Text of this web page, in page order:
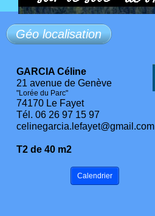
Calendrier
GARCIA Céline
21 avenue de Genève
"Lorée du Parc"
74170 Le Fayet
Tél. 06 26 97 15 97
celinegarcia.lefayet@gmail.com
T2 de 40 m2
Géo localisation